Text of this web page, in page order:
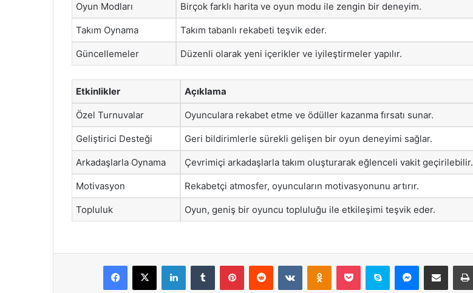
Oyun Modları Birçok farklı harita ve oyun modu ile zengin bir deneyim.
Takım Oynama Takım tabanlı rekabeti teşvik eder.
Güncellemeler Düzenli olarak yeni içerikler ve iyileştirmeler yapılır.
Etkinlikler Açıklama
Özel Turnuvalar Oyunculara rekabet etme ve ödüller kazanma fırsatı sunar.
Geliştirici Desteği Geri bildirimlerle sürekli gelişen bir oyun deneyimi sağlar.
Arkadaşlarla Oynama Çevrimiçi arkadaşlarla takım oluşturarak eğlenceli vakit geçirilebilir.
Motivasyon Rekabetçi atmosfer, oyuncuların motivasyonunu artırır.
Topluluk Oyun, geniş bir oyuncu topluluğu ile etkileşimi teşvik eder.
Facebook
X LinkedInTumblr PinterestReddit VKontakteOdnoklassniki
Pocket Skype Messenger
E-Posta ile paylaş